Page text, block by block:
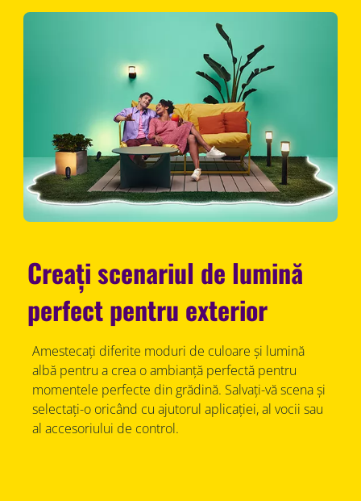
Creați scenariul de lumină
perfect pentru exterior
Amestecați diferite moduri de culoare și lumină
albă pentru a crea o ambianță perfectă pentru
momentele perfecte din grădină. Salvați-vă scena și
selectați-o oricând cu ajutorul aplicației, al vocii sau
al accesoriului de control.